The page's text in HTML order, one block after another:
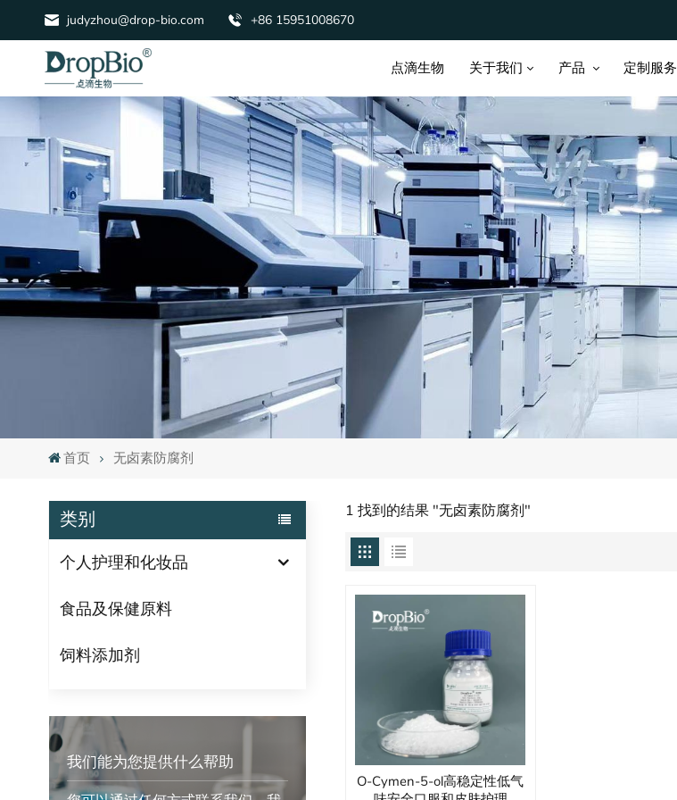
judyzhou@drop-bio.com +86 15951008670
点滴生物 关于我们 产品 定制服务
首页 无卤素防腐剂
类别
个人护理和化妆品
食品及保健原料
饲料添加剂
我们能为您提供什么帮助
1 找到的结果 "无卤素防腐剂"
O-Cymen-5-ol高稳定性低气